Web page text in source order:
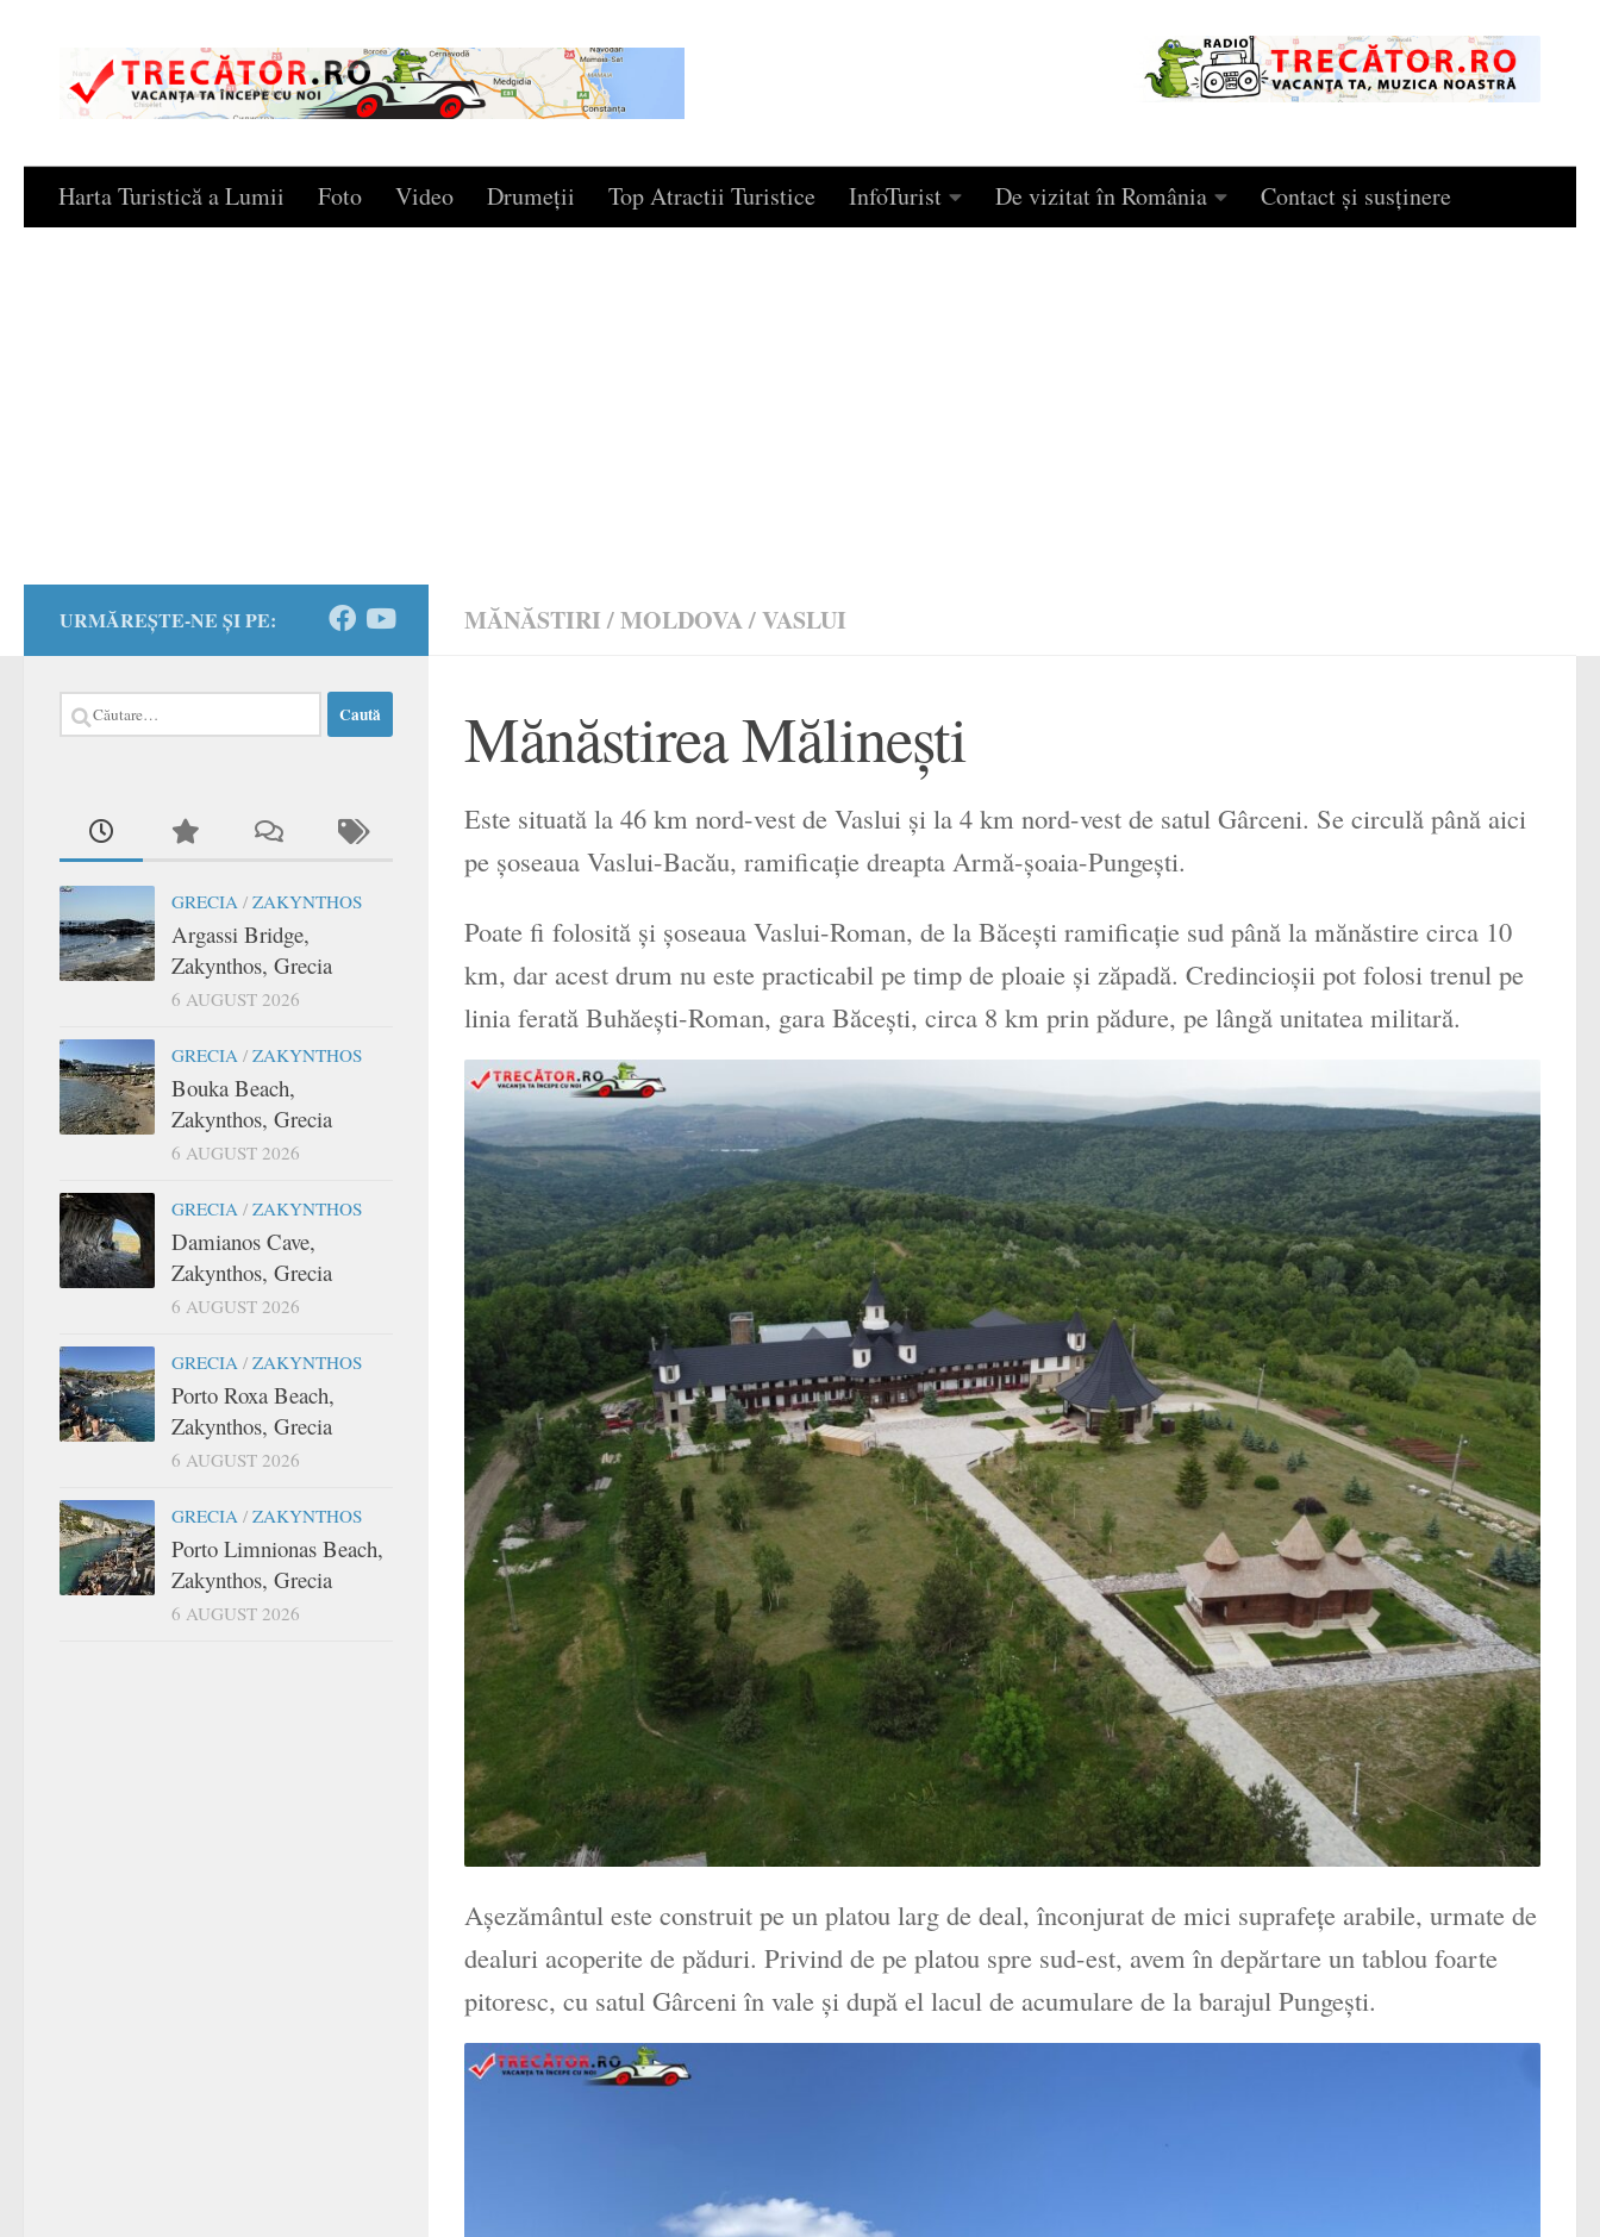
Skip to content
Harta Turistică a Lumii Foto Video Drumeţii Top Atractii Turistice InfoTurist De vizitat în România Contact și susținere
MĂNĂSTIRI /MOLDOVA/VASLUI
Mănăstirea Mălineşti
Este situată la 46 km nord-vest de Vaslui şi la 4 km nord-vest de satul Gârceni. Se circulă până aici
pe şoseaua Vaslui-Bacău, ramificaţie dreapta Armă-şoaia-Pungeşti.
Poate fi folosită şi şoseaua Vaslui-Roman, de la Băceşti ramificaţie sud până la mănăstire circa 10
km, dar acest drum nu este practicabil pe timp de ploaie şi zăpadă. Credincioşii pot folosi trenul pe
linia ferată Buhăeşti-Roman, gara Băceşti, circa 8 km prin pădure, pe lângă unitatea militară.
Aşezământul este construit pe un platou larg de deal, înconjurat de mici suprafeţe arabile, urmate de
dealuri acoperite de păduri. Privind de pe platou spre sud-est, avem în depărtare un tablou foarte
pitoresc, cu satul Gârceni în vale şi după el lacul de acumulare de la barajul Pungeşti.
URMĂREȘTE-NE ȘI PE:
Caută
după:
GRECIA / ZAKYNTHOS
Argassi Bridge,
Zakynthos, Grecia
6 AUGUST 2026
GRECIA / ZAKYNTHOS
Bouka Beach,
Zakynthos, Grecia
6 AUGUST 2026
GRECIA / ZAKYNTHOS
Damianos Cave,
Zakynthos, Grecia
6 AUGUST 2026
GRECIA / ZAKYNTHOS
Porto Roxa Beach,
Zakynthos, Grecia
6 AUGUST 2026
GRECIA / ZAKYNTHOS
Porto Limnionas Beach,
Zakynthos, Grecia
6 AUGUST 2026